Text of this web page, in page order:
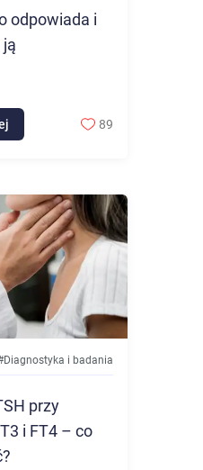
odpowiada i
89
Diagnostyka i badania
przy
i FT4 – co